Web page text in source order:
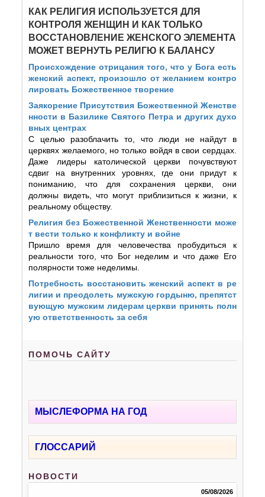
КАК РЕЛИГИЯ ИСПОЛЬЗУЕТСЯ ДЛЯ
КОНТРОЛЯ ЖЕНЩИН И КАК ТОЛЬКО
ВОССТАНОВЛЕНИЕ ЖЕНСКОГО ЭЛЕМЕНТА
МОЖЕТ ВЕРНУТЬ РЕЛИГЮ К БАЛАНСУ
Происхождение отрицания того, что у Бога есть
женский аспект, произошло от желанием контро
лировать Божественное творение
Заякорение Присутствия Божественной Женстве
нности в Базилике Святого Петра и других духо
вных центрах
С целью разоблачить то, что люди не найдут в
церквях желаемого, но только войдя в свои сердцах.
Даже лидеры католической церкви почувствуют
сдвиг на внутренних уровнях, где они придут к
пониманию, что для сохранения церкви, они
должны видеть, что могут приблизиться к жизни, к
реальному обществу.
Религия без Божественной Женственности може
т вести только к конфликту и войне
Пришло время для человечества пробудиться к
реальности того, что Бог неделим и что даже Его
полярности тоже неделимы.
Потребность восстановить женский аспект в ре
лигии и преодолеть мужскую гордыню, препятст
вующую мужским лидерам церкви принять полн
ую ответственность за себя
ПОМОЧЬ САЙТУ
МЫСЛЕФОРМА НА ГОД
ГЛОССАРИЙ
НОВОСТИ
05/08/2026